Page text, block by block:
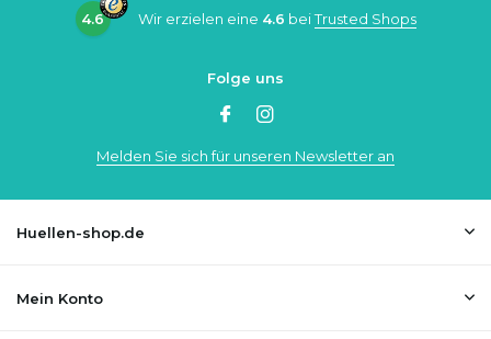
4.6 Wir erzielen eine 4.6 beiTrusted Shops
Folge uns
Melden Sie sich für unseren Newsletter an
Huellen-shop.de
Mein Konto